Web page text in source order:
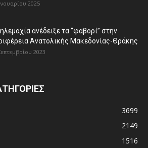
2025
ανέδειξε τα “φαβορί” στην
Ανατολικής Μακεδονίας-Θράκης
2023
3699
2149
1516